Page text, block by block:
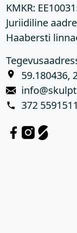
KMKR:
Juriidiline
Haabersti
59.180436,
372